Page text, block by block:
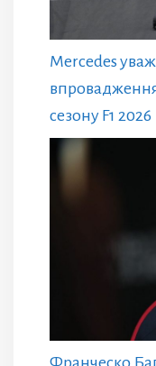
Mercedes
сезону F1 2026
Франческо